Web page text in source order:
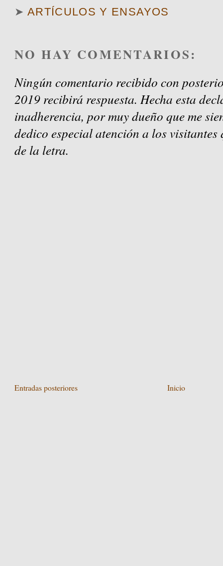
➤ ARTÍCULOS Y ENSAYOS
NO HAY COMENTARIOS:
Ningún comentario recibido con
2019 recibirá respuesta. Hecha esta
inadherencia, por muy dueño que me
dedico especial atención a los
de la letra.
Entradas posteriores Inicio